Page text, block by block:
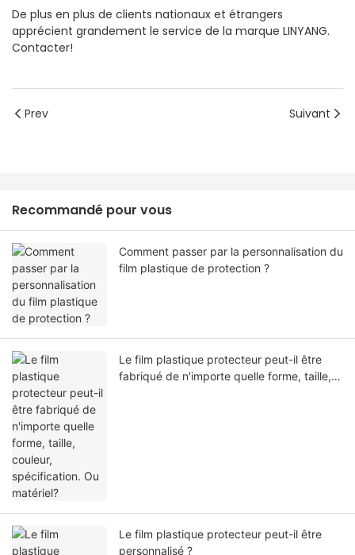
De plus en plus de clients nationaux et étrangers
apprécient grandement le service de la marque LINYANG.
Contacter!
Prev Suivant
Recommandé pour vous
Comment passer par la personnalisation du
film plastique de protection ?
Le film plastique protecteur peut-il être
fabriqué de n'importe quelle forme, taille,
Le film plastique protecteur peut-il être
personnalisé ?